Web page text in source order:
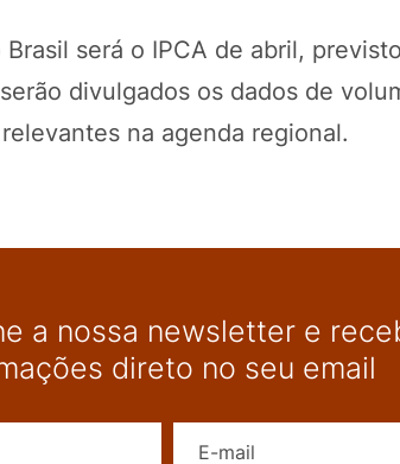
será o IPCA de abril,
divulgados os dados de
na agenda regional.
a nossa newsletter e
direto no seu email